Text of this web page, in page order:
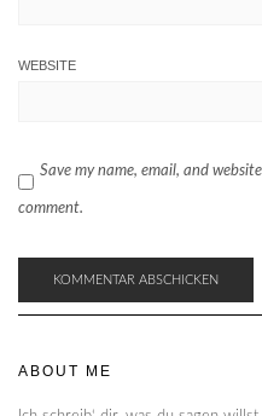
WEBSITE
Save my name, email, and
comment.
ABOUT ME